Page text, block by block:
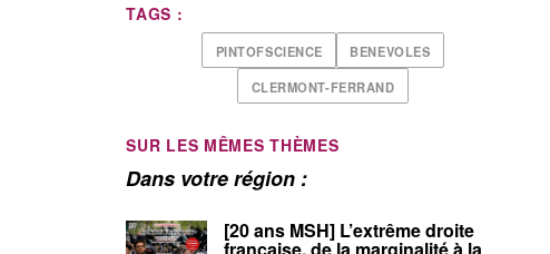
TAGS :
PINTOFSCIENCE BENEVOLES
CLERMONT-FERRAND
SUR LES MÊMES THÈMES
Dans votre région :
[20 ans MSH] L’extrême droite
française, de la marginalité à la